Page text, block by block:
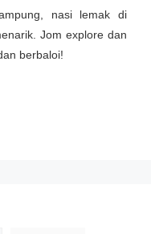
nasi lemak di
Jom explore dan
berbaloi!